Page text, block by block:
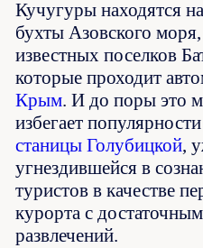
Кучугуры находятся
бухты Азовского
известных поселков
которые проходит
Крым. И до поры это
избегает
станицы Голубицкой,
угнездившейся в
туристов в качестве
курорта с
развлечений.